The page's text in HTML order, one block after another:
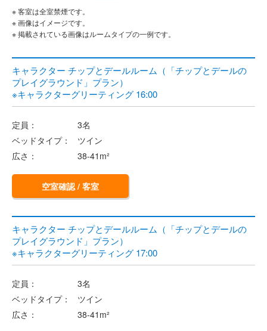
※ 客室は全室禁煙です。
※ 画像はイメージです。
※ 掲載されている画像はルームタイプの一例です。
キャラクター チップとデールルーム（「チップとデールの
プレイグラウンド」プラン）
※キャラクターグリーティング 16:00
定員：
3名
ベッドタイプ：
ツイン
広さ：
38-41m²
空室確認 / 客室
キャラクター チップとデールルーム（「チップとデールの
プレイグラウンド」プラン）
※キャラクターグリーティング 17:00
定員：
3名
ベッドタイプ：
ツイン
広さ：
38-41m²